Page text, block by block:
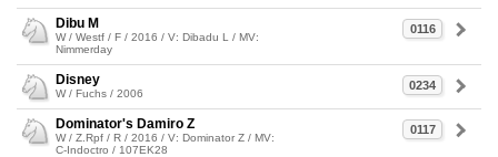
0116
Dibu M
W / Westf / F / 2016 / V: Dibadu L / MV:
Nimmerday
0234
Disney
W / Fuchs / 2006
0117
Dominator's Damiro Z
W / Z.Rpf / R / 2016 / V: Dominator Z / MV:
C-Indoctro / 107EK28